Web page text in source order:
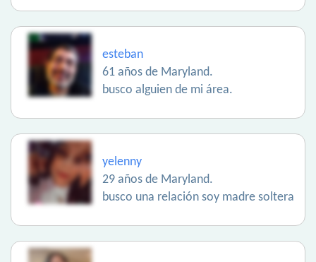
esteban
61 años de Maryland.
busco alguien de mi área.
yelenny
29 años de Maryland.
busco una relación soy madre soltera